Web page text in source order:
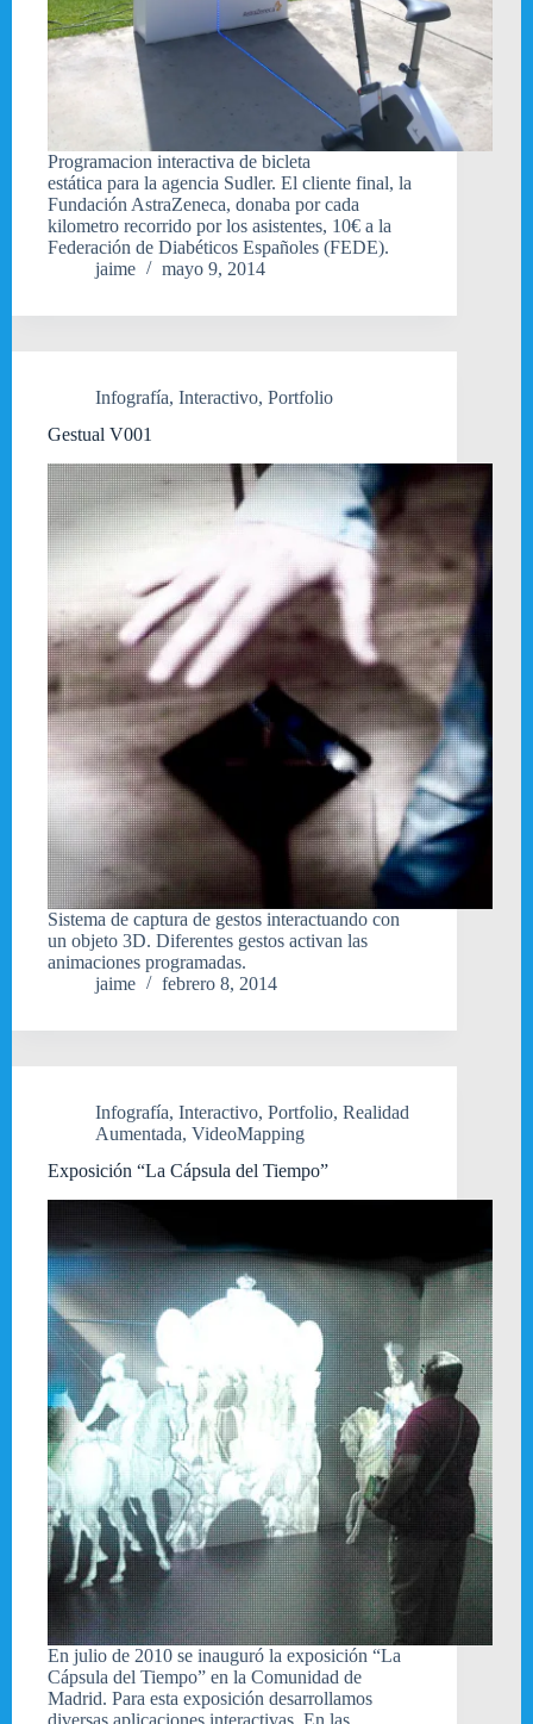
Programacion interactiva de bicleta
estática para la agencia Sudler. El cliente final, la
Fundación AstraZeneca, donaba por cada
kilometro recorrido por los asistentes, 10€ a la
Federación de Diabéticos Españoles (FEDE).
jaime
mayo 9, 2014
Infografía, Interactivo, Portfolio
Gestual V001
Sistema de captura de gestos interactuando con
un objeto 3D. Diferentes gestos activan las
animaciones programadas.
jaime
febrero 8, 2014
Infografía, Interactivo, Portfolio, Realidad
Aumentada, VideoMapping
Exposición “La Cápsula del Tiempo”
En julio de 2010 se inauguró la exposición “La
Cápsula del Tiempo” en la Comunidad de
Madrid. Para esta exposición desarrollamos
diversas aplicaciones interactivas. En las